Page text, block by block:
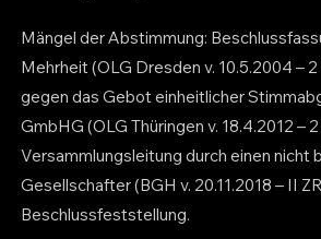
Mängel der Abstimmung:
Mehrheit (OLG Dresden v. 10.5.2004 –
gegen das Gebot einheitlicher
GmbHG (OLG Thüringen v. 18.4.2012 –
Versammlungsleitung durch einen nicht
Gesellschafter (BGH v. 20.11.2018 – II
Beschlussfeststellung.